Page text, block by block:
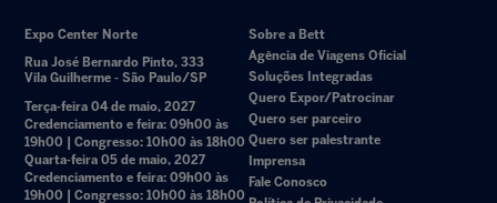
Expo Center Norte
Rua José Bernardo Pinto, 333
Vila Guilherme - São Paulo/SP
Terça-feira 04 de maio, 2027
Credenciamento e feira: 09h00 às
19h00 | Congresso: 10h00 às 18h00
Quarta-feira 05 de maio, 2027
Credenciamento e feira: 09h00 às
19h00 | Congresso: 10h00 às 18h00
Sobre a Bett
Agência de Viagens Oficial
Soluções Integradas
Quero Expor/Patrocinar
Quero ser parceiro
Quero ser palestrante
Imprensa
Fale Conosco